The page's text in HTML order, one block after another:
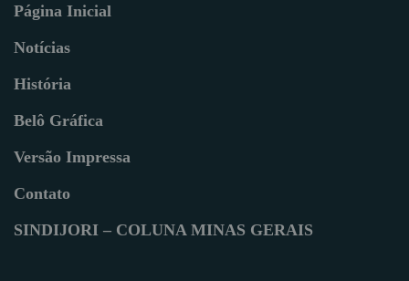
Página Inicial
Notícias
História
Belô Gráfica
Versão Impressa
Contato
SINDIJORI – COLUNA MINAS GERAIS